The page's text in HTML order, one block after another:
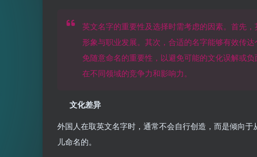
英文名字的重要性及选择时需考虑的因素。首先
形象与职业发展。其次，合适的名字能够有效传
免随意命名的重要性，以避免可能的文化误解或
在不同领域的竞争力和影响力。
文化差异
外国人在取英文名字时，通常不会自行创造，而是倾向
儿命名的。